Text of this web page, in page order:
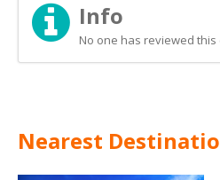
Info
No one has reviewed
Nearest